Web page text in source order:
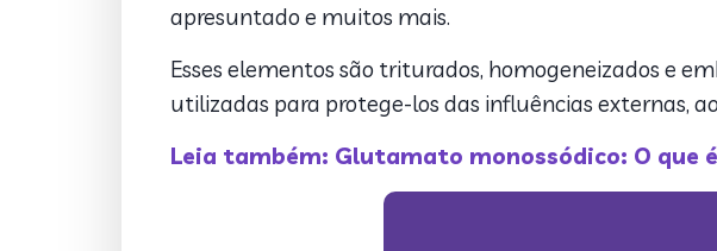
apresuntado e muitos mais.
Esses elementos são triturados, homogeneizados e
utilizadas para protege-los das influências externas,
Leia também: Glutamato monossódico: O que